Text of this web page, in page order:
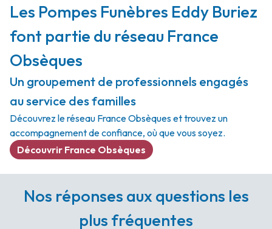
Les Pompes Funèbres Eddy Buriez
font partie du réseau France
Obsèques
Un groupement de professionnels engagés
au service des familles
Découvrez le réseau France Obsèques et trouvez un
accompagnement de confiance, où que vous soyez.
Découvrir France Obsèques
Nos réponses aux questions les
plus fréquentes